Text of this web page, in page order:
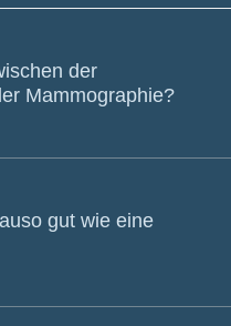
der
Mammographie?
gut wie eine